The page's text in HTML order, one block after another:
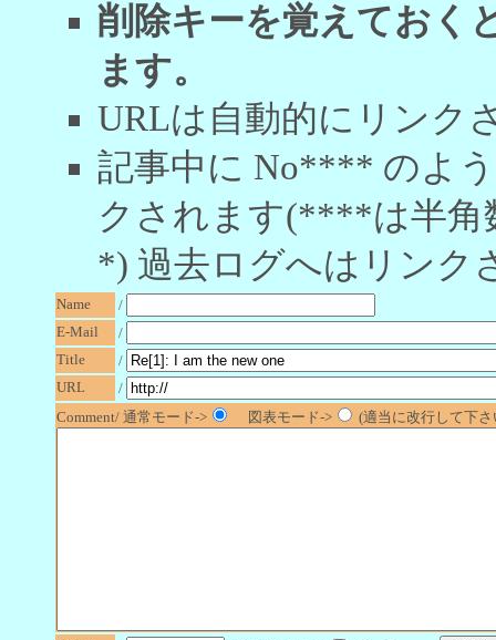
削除キーを覚えておく
ます。
URLは自動的にリンク
記事中に No**** のよ
クされます(****は半角
*) 過去ログへはリンク
Name
/
E-Mail
/
Title
/
URL
/
Comment/ 通常モード->
図表モード-> (適当に改行して下